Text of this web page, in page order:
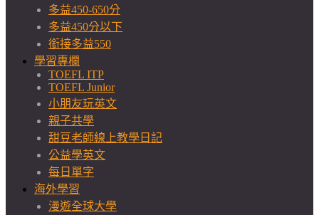
多益450-650分
多益450分以下
銜接多益550
學習專欄
TOEFL ITP
TOEFL Junior
小朋友玩英文
親子共學
甜豆老師線上教學日記
公益學英文
每日單字
海外學習
漫遊全球大學